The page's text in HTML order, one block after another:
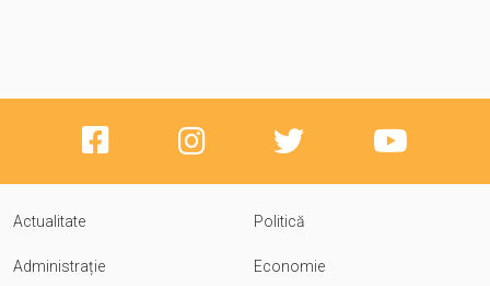
Actualitate Politică
Administrație Economie